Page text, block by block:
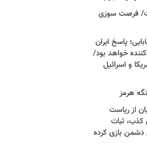
فرصت سوزی
پاسخ ایران
خواهد بود/
و اسرائیل
هرمز
از ریاست
کذب، ثبات
دشمن بازی کرده